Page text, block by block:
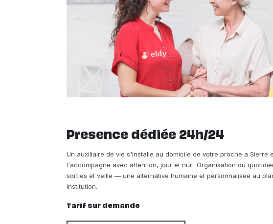
Presence dédiée 24h/24
Un auxiliaire de vie s'installe au domicile de votre proche a Sierre
l'accompagne avec attention, jour et nuit. Organisation du
sorties et veille — une alternative humaine et personnalisee au
institution.
Tarif sur demande